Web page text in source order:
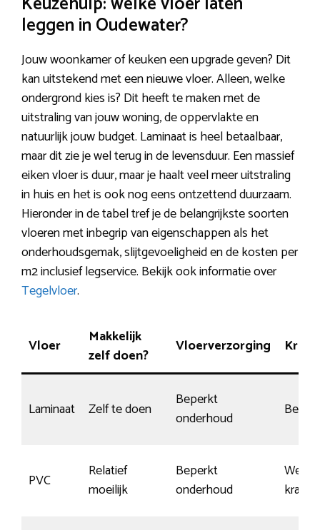
leggen in Oudewater?
Jouw woonkamer of keuken een upgrade geven? Dit
kan uitstekend met een nieuwe vloer. Alleen, welke
ondergrond kies is? Dit heeft te maken met de
uitstraling van jouw woning, de oppervlakte en
natuurlijk jouw budget. Laminaat is heel betaalbaar,
maar dit zie je wel terug in de levensduur. Een massief
eiken vloer is duur, maar je haalt veel meer uitstraling
in huis en het is ook nog eens ontzettend duurzaam.
Hieronder in de tabel tref je de belangrijkste soorten
vloeren met inbegrip van eigenschappen als het
onderhoudsgemak, slijtgevoeligheid en de kosten per
m2 inclusief legservice. Bekijk ook informatie over
Tegelvloer.
Vloer
Makkelijk
zelf doen?
Vloerverzorging
Laminaat Zelf te doen
Beperkt
onderhoud
PVC
Relatief
moeilijk
Beperkt
onderhoud
Weinig